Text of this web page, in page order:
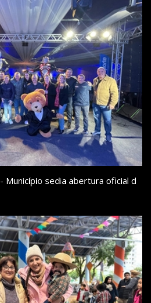
- Município sedia abertura oficial d